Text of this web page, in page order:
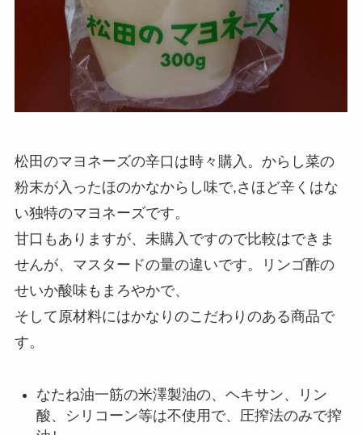
松田のマヨネーズの辛口は時々購入。からし菜の
粉末が入ったほのかなからし味で,さほど辛くはな
い独特のマヨネーズです。
甘口もありますが、未購入ですので比較はできま
せんが、マスタードの量の違いです。リンゴ酢の
せいか酸味もまろやかで、
そして原材料にはかなりのこだわりのある商品で
す。
なたね油一筋の米澤製油の、ヘキサン、リン
酸、シリコーン等は不使用で、圧搾法のみで搾